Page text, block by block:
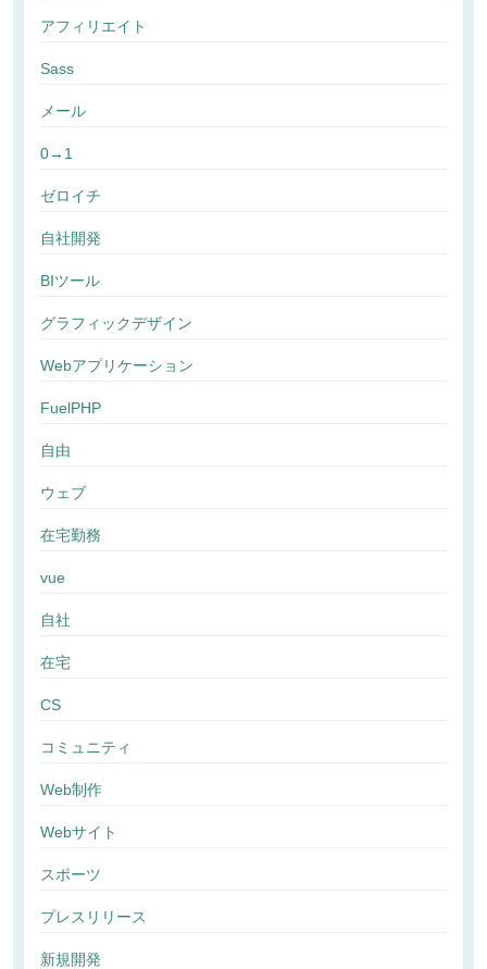
アフィリエイト
Sass
メール
0→1
ゼロイチ
自社開発
BIツール
グラフィックデザイン
Webアプリケーション
FuelPHP
自由
ウェブ
在宅勤務
vue
自社
在宅
CS
コミュニティ
Web制作
Webサイト
スポーツ
プレスリリース
新規開発